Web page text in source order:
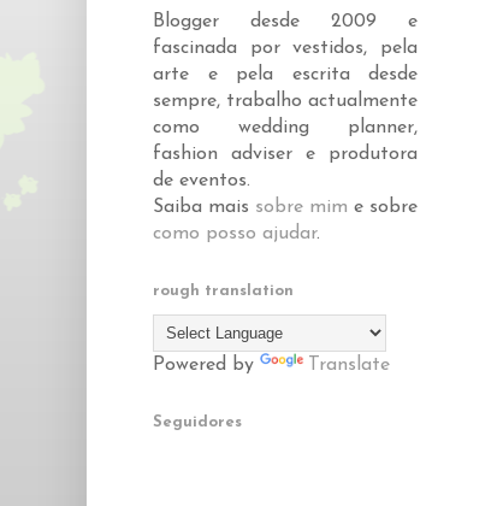
Blogger desde 2009 e
fascinada por vestidos, pela
arte e pela escrita desde
sempre, trabalho actualmente
como wedding planner,
fashion adviser e produtora
de eventos.
Saiba mais sobre mim e sobre
como posso ajudar.
rough translation
Powered by Translate
Seguidores